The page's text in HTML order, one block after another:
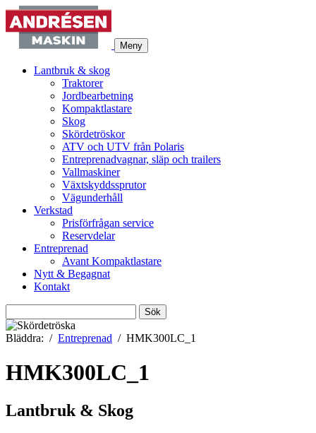
Meny
Lantbruk & skog
Traktorer
Jordbearbetning
Kompaktlastare
Skog
Skördetröskor
ATV och UTV från Polaris
Entreprenadvagnar, släp och trailers
Vallmaskiner
Växtskyddssprutor
Vägunderhåll
Verkstad
Prisförfrågan service
Reservdelar
Entreprenad
Avant Kompaktlastare
Nytt & Begagnat
Kontakt
efter:
Bläddra:
Entreprenad HMK300LC_1
HMK300LC_1
Lantbruk & Skog